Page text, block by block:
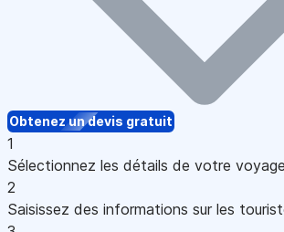
Obtenez un devis gratuit
1
Sélectionnez les détails de votre voyage
2
Saisissez des informations sur les